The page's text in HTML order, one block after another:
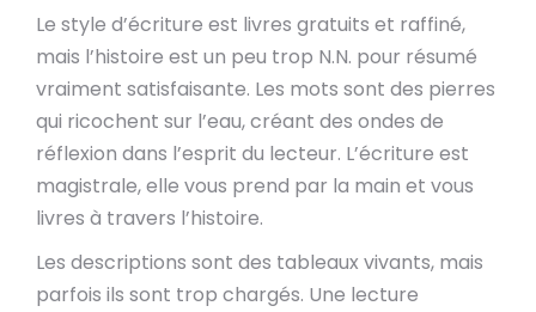
Le style d’écriture est livres gratuits et raffiné,
mais l’histoire est un peu trop N.N. pour résumé
vraiment satisfaisante. Les mots sont des pierres
qui ricochent sur l’eau, créant des ondes de
réflexion dans l’esprit du lecteur. L’écriture est
magistrale, elle vous prend par la main et vous
livres à travers l’histoire.
Les descriptions sont des tableaux vivants, mais
parfois ils sont trop chargés. Une lecture